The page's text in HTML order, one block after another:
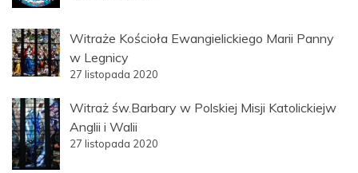
Witraże Kościoła Ewangielickiego Marii Panny
w Legnicy
27 listopada 2020
Witraż św.Barbary w Polskiej Misji Katolickiejw
Anglii i Walii
27 listopada 2020